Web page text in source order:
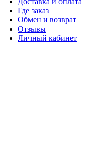
Где заказ
Обмен и возврат
Отзывы
Личный кабинет